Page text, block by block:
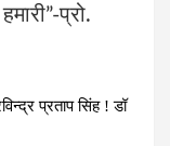
प्रो.
प्रताप सिंह ! डॉ